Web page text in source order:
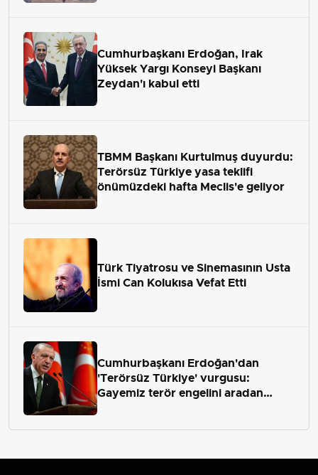
Cumhurbaşkanı Erdoğan, Irak
Yüksek Yargı Konseyi Başkanı
Zeydan'ı kabul etti
TBMM Başkanı Kurtulmuş duyurdu:
Terörsüz Türkiye yasa teklifi
önümüzdeki hafta Meclis'e geliyor
Türk Tiyatrosu ve Sinemasının Usta
İsmi Can Kolukısa Vefat Etti
Cumhurbaşkanı Erdoğan'dan
'Terörsüz Türkiye' vurgusu:
Gayemiz terör engelini aradan